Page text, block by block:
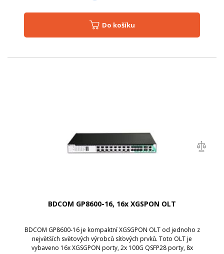
Do košíku
BDCOM GP8600-16, 16x XGSPON OLT
BDCOM GP8600-16 je kompaktní XGSGPON OLT od jednoho z
největších světových výrobců síťových prvků. Toto OLT je
vybaveno 16x XGSGPON porty, 2x 100G QSFP28 porty, 8x